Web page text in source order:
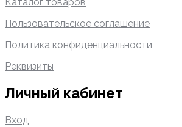
Пользовательское соглашение
Политика конфиденциальности
Реквизиты
Личный кабинет
Вход